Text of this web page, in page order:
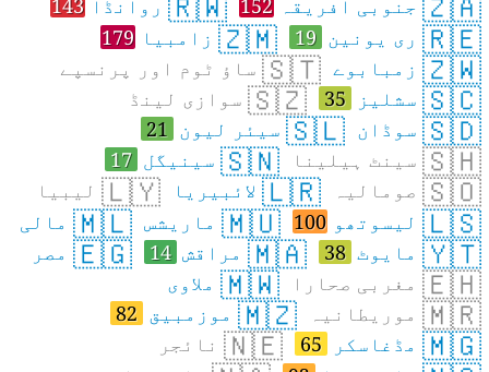
جنوبی افریقہ 152 روانڈا 143
🇷🇪ری یونین 19
🇿🇲زامبیا 179
🇿🇼زمبابوے 🇸🇹ساؤ ٹوم اور پرنسپے
🇸🇨سشلیز 35
🇸🇿سوازی لینڈ
🇸🇩سوڈان 🇸🇱سیئر لیون 21
🇸🇭سینٹ ہیلینا 🇸🇳سینیگل 17
🇸🇴صومالیہ 🇱🇷لائبیریا 🇱🇾لیبیا
🇱🇸لیسوتھو 100
🇲🇺ماریشس 🇲🇱مالی
🇾🇹مایوٹ 38
🇲🇦مراقش 14
🇪🇬مصر
🇪🇭مغربی صحارا 🇲🇼ملاوی
🇲🇷موریطانیہ 🇲🇿موزمبیق 82
🇲🇬مڈغاسکر 65
🇳🇪نائجر